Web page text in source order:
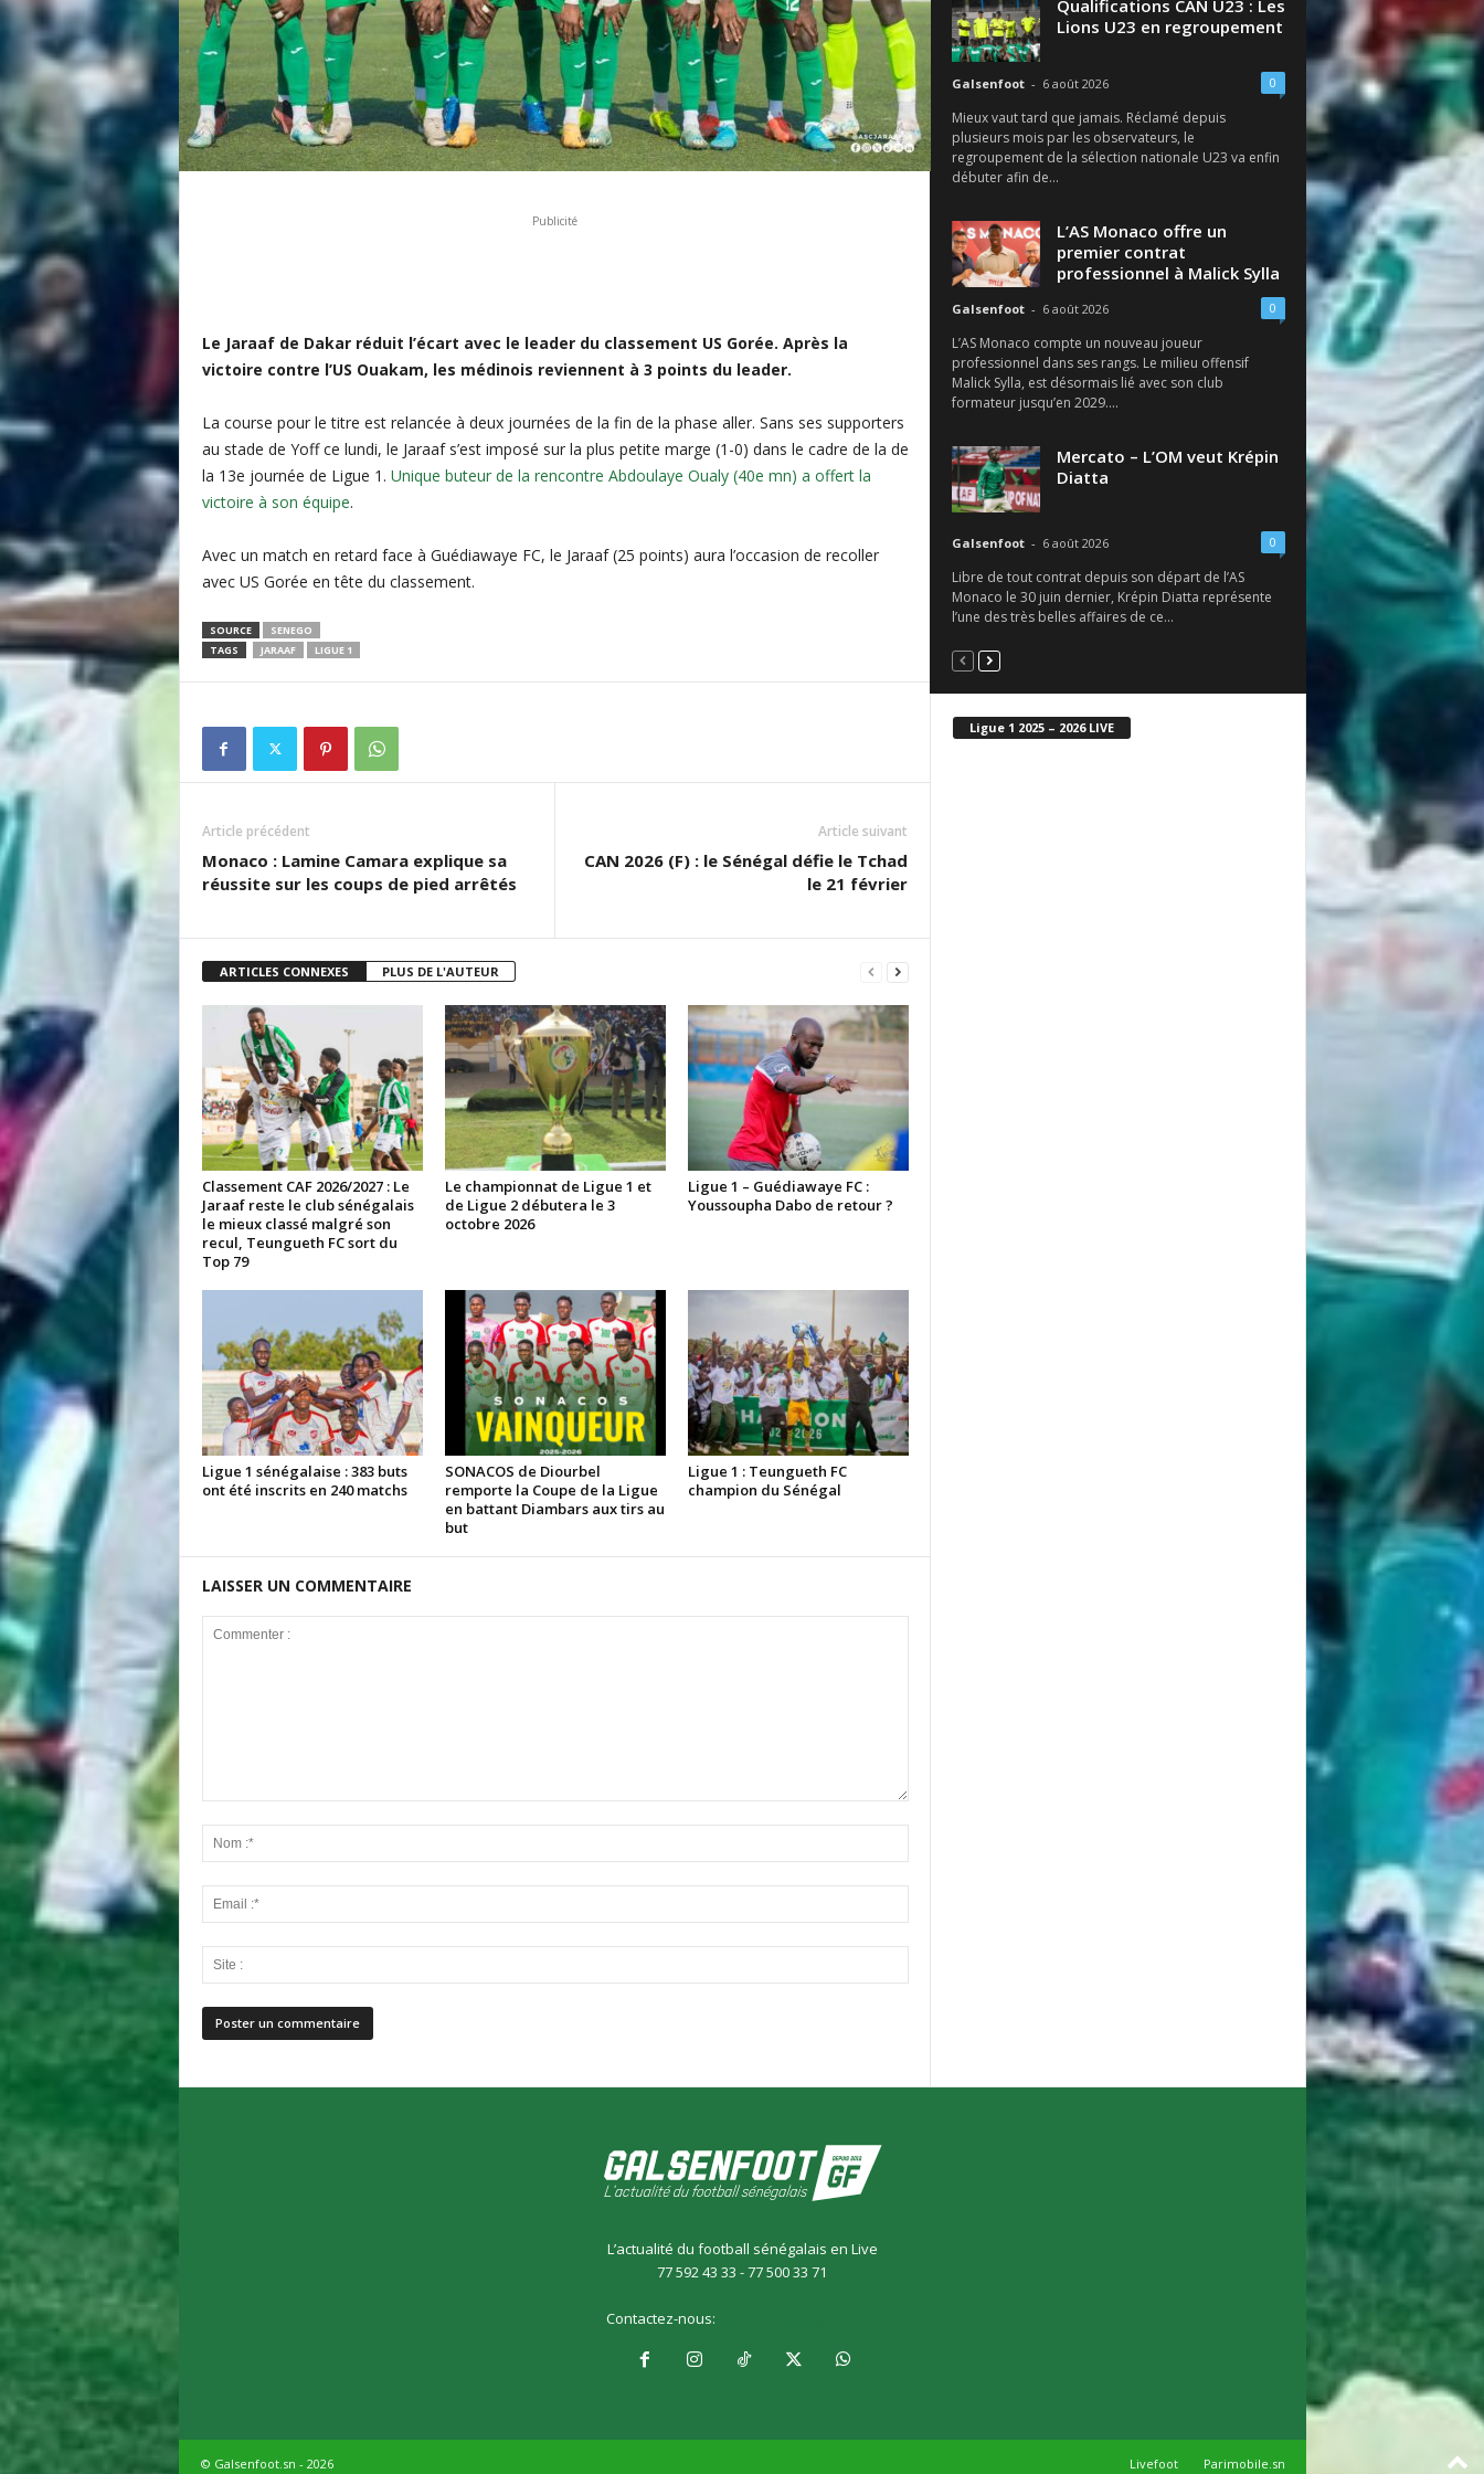
i
Publicité
Le Jaraaf de Dakar réduit l’écart avec le leader du classement US Gorée. Après la
victoire contre l’US Ouakam, les médinois reviennent à 3 points du leader.
La course pour le titre est relancée à deux journées de la fin de la phase aller. Sans ses supporters
au stade de Yoff ce lundi, le Jaraaf s’est imposé sur la plus petite marge (1-0) dans le cadre de la de
la 13e journée de Ligue 1. Unique buteur de la rencontre Abdoulaye Oualy (40e mn) a offert la
victoire à son équipe.
Avec un match en retard face à Guédiawaye FC, le Jaraaf (25 points) aura l’occasion de recoller
avec US Gorée en tête du classement.
SOURCE
SENEGO
TAGS
JARAAF LIGUE 1
Article précédent
Monaco : Lamine Camara explique sa
réussite sur les coups de pied arrêtés
Article suivant
CAN 2026 (F) : le Sénégal défie le Tchad
le 21 février
ARTICLES CONNEXES PLUS DE L'AUTEUR
Classement CAF 2026/2027 : Le
Jaraaf reste le club sénégalais
le mieux classé malgré son
recul, Teungueth FC sort du
Top 79
Le championnat de Ligue 1 et
de Ligue 2 débutera le 3
octobre 2026
Ligue 1 – Guédiawaye FC :
Youssoupha Dabo de retour ?
Ligue 1 sénégalaise : 383 buts
ont été inscrits en 240 matchs
SONACOS de Diourbel
remporte la Coupe de la Ligue
en battant Diambars aux tirs au
but
Ligue 1 : Teungueth FC
champion du Sénégal
LAISSER UN COMMENTAIRE
Qualifications CAN U23 : Les
Lions U23 en regroupement
Galsenfoot - 6 août 2026 0
Mieux vaut tard que jamais. Réclamé depuis
plusieurs mois par les observateurs, le
regroupement de la sélection nationale U23 va enfin
débuter afin de...
L’AS Monaco offre un
premier contrat
professionnel à Malick Sylla
Galsenfoot - 6 août 2026 0
L’AS Monaco compte un nouveau joueur
professionnel dans ses rangs. Le milieu offensif
Malick Sylla, est désormais lié avec son club
formateur jusqu’en 2029....
Mercato – L’OM veut Krépin
Diatta
Galsenfoot - 6 août 2026 0
Libre de tout contrat depuis son départ de l’AS
Monaco le 30 juin dernier, Krépin Diatta représente
l’une des très belles affaires de ce...
Ligue 1 2025 – 2026 LIVE
L’actualité du football sénégalais en Live
77 592 43 33 - 77 500 33 71
Contactez-nous:
Livefoot Parimobile.sn
© Galsenfoot.sn - 2026